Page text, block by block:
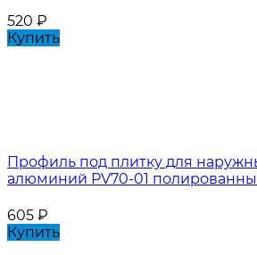
520 ₽
Купить
Профиль под плитку для
алюминий PV70-01
605 ₽
Купить